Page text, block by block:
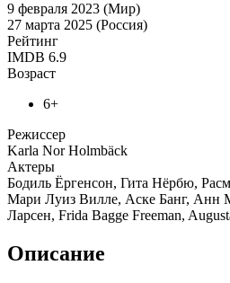
9 февраля 2023 (Мир)
27 марта 2025 (Россия)
Рейтинг
IMDB 6.9
Возраст
6+
Режиссер
Karla Nor Holmbäck
Актеры
Бодиль Ёргенсон, Гита Нёрбю,
Мари Луиз Вилле, Аске Банг, Анн
Ларсен, Frida Bagge Freeman,
Описание